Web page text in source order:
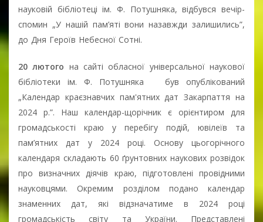
науковій бібліотеці ім. Ф. Потушняка, відбувся вечір-
спомин „У нашій пам’яті вони назавжди залишились”,
до Дня Героїв Небесної Сотні.
20 лютого на сайті обласної універсальної наукової
бібліотеки ім. Ф. Потушняка був опублікований
„Календар краєзнавчих пам'ятних дат Закарпаття на
2024 р.”. Наш календар-щорічник є орієнтиром для
громадськості краю у перебігу подій, ювілеїв та
пам’ятних дат у 2024 році. Основу цьогорічного
календаря складають 60 ґрунтовних наукових розвідок
про визначних діячів краю, підготовлені провідними
науковцями. Окремим розділом подано календар
знаменних дат, які відзначатиме в 2024 році
громадськість світу та України. Представлені